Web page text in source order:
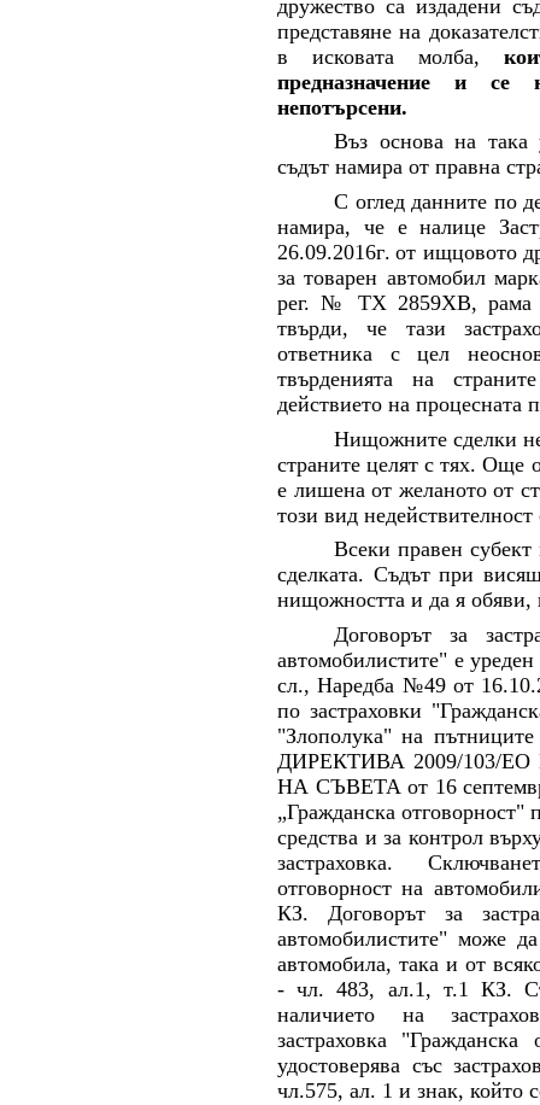
дружество са издадени
представяне на
в исковата молба,
предназначение и
непотърсени.
Въз основа на така
съдът намира от правна
С оглед данните по
намира, че е налице
26.09.2016г. от ищцовото
за товарен автомобил
рег. № ТХ 2859ХВ,
твърди, че тази
ответника с цел
твърденията на
действието на процесната
Нищожните сделки
страните целят с тях. Още
е лишена от желаното от
този вид
Всеки правен
сделката. Съдът при
нищожността и да я обяви,
Договорът за
автомобилистите" е
сл., Наредба №49 от
по застраховки
"Злополука" на
ДИРЕКТИВА 2009/103/
НА СЪВЕТА от 16
„Гражданска отговорност"
средства и за контрол
застраховка.
отговорност на
КЗ. Договорът за
автомобилистите" може
автомобила, така и от
- чл. 483, ал.1, т.1 КЗ.
наличието на
застраховка
удостоверява със
чл.575, ал. 1 и знак, който